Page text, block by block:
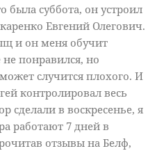
была суббота, он устроил
Евгений Олегович.
и он меня обучит
не понравился, но
случится плохого. И
контролировал весь
сделали в воскресенье, я
работают 7 дней в
отзывы на Белф,